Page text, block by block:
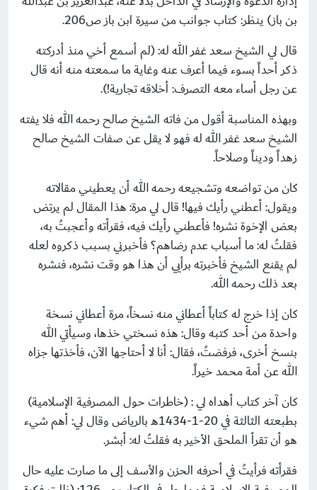
بن باز) ينظر: كتاب جوانب من سيرة ابن باز ص206.
قال لي الشيخ سعد غفر الله له: (لم أسمع أخي منذ أدركته
ذكر أحداً بسوء فيما أعرف عنه وغاية ما سمعته منه أنه قال
عن رجل أساء معه التصرف: أخلاقه تجارية!).
وبهذه المناسبة أقول من فاته الشيخ صالح رحمه الله فلا يفته
الشيخ سعد غفر الله له فهو لا يقل عن صفات الشيخ صالح
زهداً وديناً وصلاحاً.
كان من تواضعه وتشجيعه رحمه الله أن يعطيني مقالاته
ويقول: أعطني رأيك فيها! قال لي مرة: هذا المقال لم يرتض
بعض الإخوة نشره! فأعطني رأيك فيه، فقرأته وأعجبتُ به،
فقلتُ له: ما أسباب عدم رضاهم؟ فأخبرني بسبب ذكروه لعله
لم يقنع الشيخ فأخبرته برأيي أن هذا هو وقت نشره، فنشره
بعد ذلك رحمه الله.
كان إذا خرج له كتاباً أعطاني منه نسخاً، مرة أعطاني نسخة
واحدة من أحد كتبه وقال: هذه نسختي خذها، وسيأتي الله
بنسخ أخرى، فرفضتُ، فقال: أنا لا أحتاجها الآن، فأخذتها جزاه
الله عن أمة محمد خيراً.
كان آخر كتاب أهداه لي : (خاطرات حول المصرفية الإسلامية)
بطبعته الثالثة في 20-1-1434هـ بالرياض وقال لي: أهم شيء
هو أن تقرأ الملحق الأخير به فقلتُ له: أبشر.
فقرأته فرأيتُ في أحرفه الحزن والأسف إلى ما صارت عليه حال